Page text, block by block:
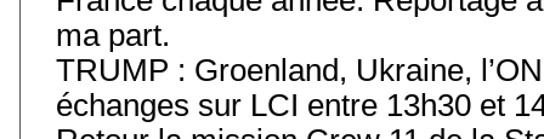
ma part.
TRUMP : Groenland, Ukraine,
échanges sur LCI entre 13h30 et